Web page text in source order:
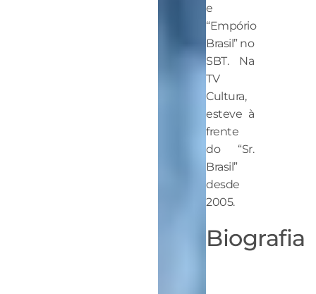
e
“Empório
Brasil” no
SBT. Na
TV
Cultura,
esteve à
frente
do “Sr.
Brasil”
desde
2005.
Biografia